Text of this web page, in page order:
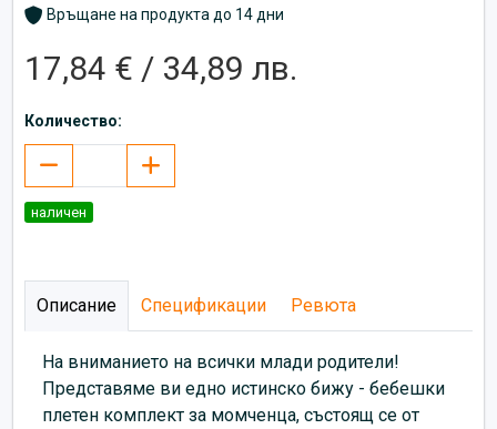
Връщане на продукта до 14 дни
17,84 € / 34,89 лв.
Количество:
наличен
Описание Спецификации Ревюта
На вниманието на всички млади родители!
Представяме ви едно истинско бижу - бебешки
плетен комплект за момченца, състоящ се от